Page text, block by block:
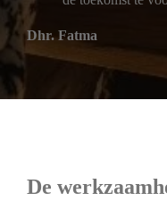
Dhr. Fatma
De